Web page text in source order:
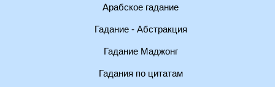
Арабское гадание
Гадание - Абстракция
Гадание Маджонг
Гадания по цитатам